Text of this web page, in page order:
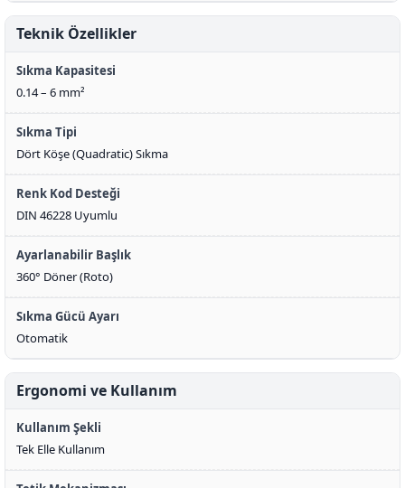
Teknik Özellikler
Sıkma Kapasitesi
0.14 – 6 mm²
Sıkma Tipi
Dört Köşe (Quadratic) Sıkma
Renk Kod Desteği
DIN 46228 Uyumlu
Ayarlanabilir Başlık
360° Döner (Roto)
Sıkma Gücü Ayarı
Otomatik
Ergonomi ve Kullanım
Kullanım Şekli
Tek Elle Kullanım